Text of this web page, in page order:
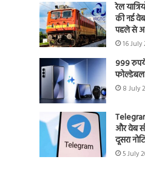
रेल
की नई
पहले से
16 July
999
8 July
और वेब
दूसरा
5 July